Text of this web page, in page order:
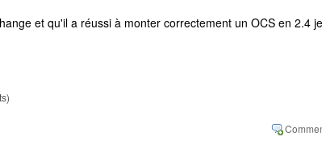
et qu'il a réussi à monter correctement un OCS en 2.4 je